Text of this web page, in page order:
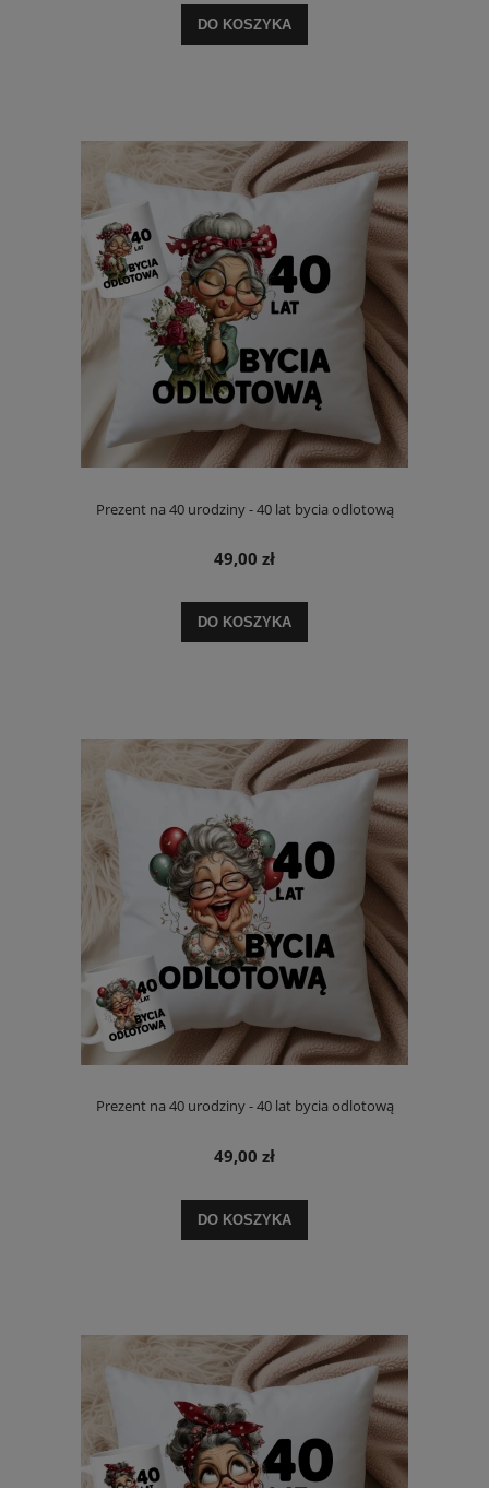
DO KOSZYKA
Prezent na 40 urodziny - 40 lat bycia odlotową
49,00 zł
DO KOSZYKA
Prezent na 40 urodziny - 40 lat bycia odlotową
49,00 zł
DO KOSZYKA